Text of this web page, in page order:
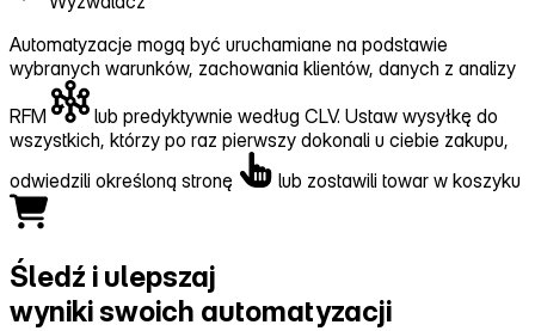
Automatyzacje mogą być uruchamiane na podstawie
wybranych warunków, zachowania klientów, danych z analizy
RFM
lub predyktywnie według CLV. Ustaw wysyłkę do
wszystkich, którzy po raz pierwszy dokonali u ciebie zakupu,
odwiedzili określoną stronę
lub zostawili towar w koszyku
Śledź i ulepszaj
wyniki swoich automatyzacji